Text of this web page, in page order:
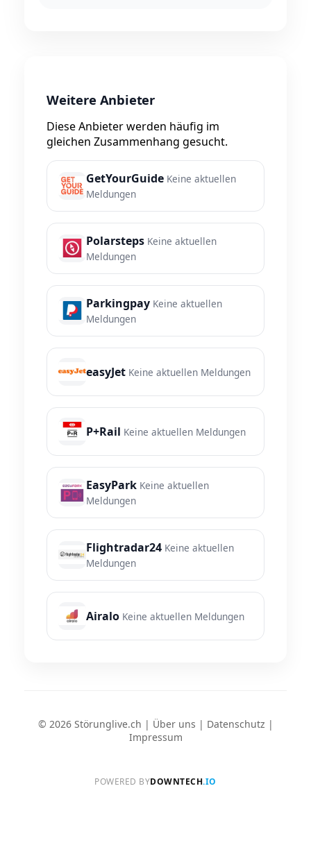
Weitere Anbieter
Diese Anbieter werden häufig im
gleichen Zusammenhang gesucht.
GetYourGuide Keine aktuellen
Meldungen
Polarsteps Keine aktuellen
Meldungen
Parkingpay Keine aktuellen
Meldungen
easyJet Keine aktuellen Meldungen
P+Rail Keine aktuellen Meldungen
EasyPark Keine aktuellen
Meldungen
Flightradar24 Keine aktuellen
Meldungen
Airalo Keine aktuellen Meldungen
© 2026 Störunglive.ch | Über uns | Datenschutz |
Impressum
POWERED BYDOWNTECH.IO